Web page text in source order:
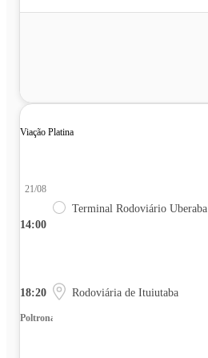
Viação Platina
14:00
21/08
Terminal Rodoviário Uberaba
18:20 Rodoviária de Ituiutaba
Poltrona